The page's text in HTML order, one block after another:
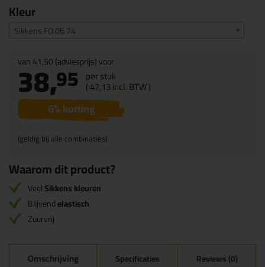
Kleur
Sikkens FO.06.74
van41,50(adviesprijs) voor
38,95 per stuk
(47,13incl. BTW )
6% korting
(geldig bij alle combinaties)
Waarom dit product?
VeelSikkens kleuren
Blijvendelastisch
Zuurvrij
Omschrijving Specificaties Reviews (0)